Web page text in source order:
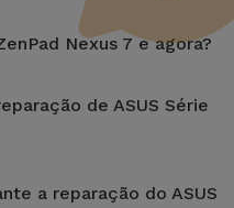
Nexus 7 e agora?
de ASUS Série
a 30 minutos.
a reparação do ASUS